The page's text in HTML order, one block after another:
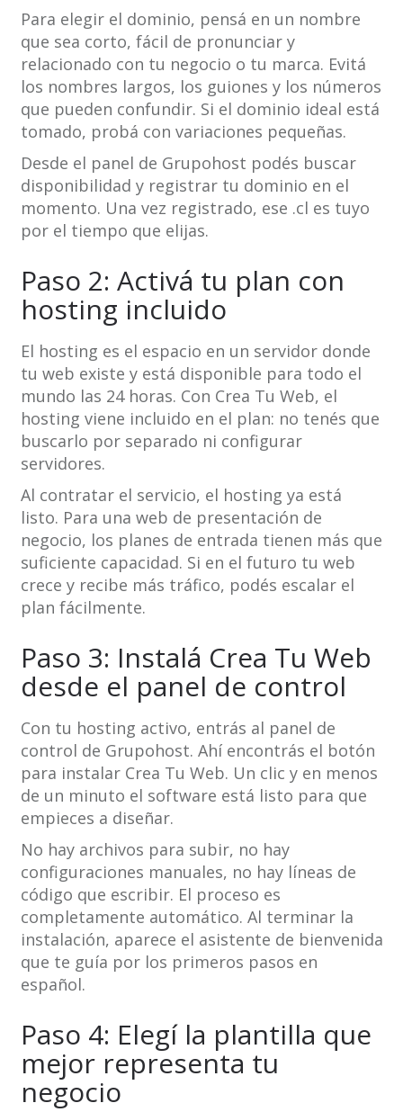
Para elegir el dominio, pensá en un nombre
que sea corto, fácil de pronunciar y
relacionado con tu negocio o tu marca. Evitá
los nombres largos, los guiones y los números
que pueden confundir. Si el dominio ideal está
tomado, probá con variaciones pequeñas.
Desde el panel de Grupohost podés buscar
disponibilidad y registrar tu dominio en el
momento. Una vez registrado, ese .cl es tuyo
por el tiempo que elijas.
Paso 2: Activá tu plan con
hosting incluido
El hosting es el espacio en un servidor donde
tu web existe y está disponible para todo el
mundo las 24 horas. Con Crea Tu Web, el
hosting viene incluido en el plan: no tenés que
buscarlo por separado ni configurar
servidores.
Al contratar el servicio, el hosting ya está
listo. Para una web de presentación de
negocio, los planes de entrada tienen más que
suficiente capacidad. Si en el futuro tu web
crece y recibe más tráfico, podés escalar el
plan fácilmente.
Paso 3: Instalá Crea Tu Web
desde el panel de control
Con tu hosting activo, entrás al panel de
control de Grupohost. Ahí encontrás el botón
para instalar Crea Tu Web. Un clic y en menos
de un minuto el software está listo para que
empieces a diseñar.
No hay archivos para subir, no hay
configuraciones manuales, no hay líneas de
código que escribir. El proceso es
completamente automático. Al terminar la
instalación, aparece el asistente de bienvenida
que te guía por los primeros pasos en
español.
Paso 4: Elegí la plantilla que
mejor representa tu
negocio